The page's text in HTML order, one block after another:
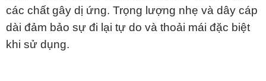
các chất gây dị ứng. Trọng lượng nhẹ và dây cáp
dài đảm bảo sự đi lại tự do và thoải mái đặc biệt
khi sử dụng.